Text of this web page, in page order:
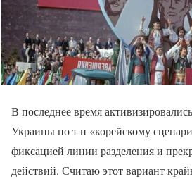
В последнее время
Украины по т н «корейскому
фиксацией линии разделения и
действий. Считаю этот вариант